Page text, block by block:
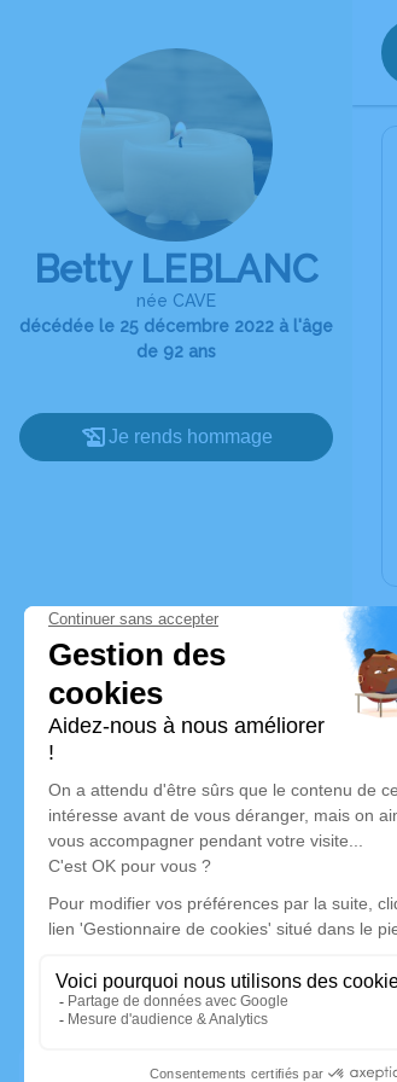
Betty LEBLANC
née CAVE
décédée le 25 décembre 2022 à l'âge
de 92 ans
Je rends hommage